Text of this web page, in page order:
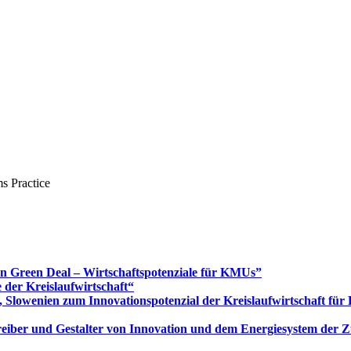
Practice
Deal – Wirtschaftspotenziale für KMUs”
der Kreislaufwirtschaft“
zum Innovationspotenzial der Kreislaufwirtschaft für
und Gestalter von Innovation und dem Energiesystem der